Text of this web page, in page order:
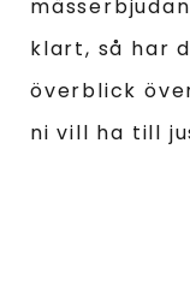
klart, så har
överblick
ni vill ha till